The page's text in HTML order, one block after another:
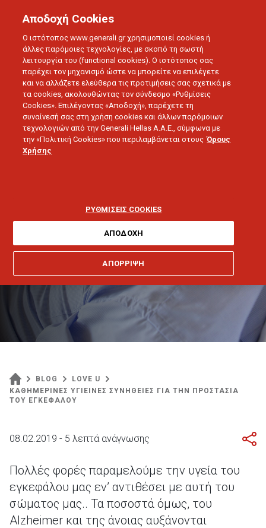
LOVE U
Καθημερινές υγιεινές
προστασία του
εγκεφάλου
BLOG
LOVE U
ΚΑΘΗΜΕΡΙΝΕΣ ΥΓΙΕΙΝΕΣ ΣΥΝΗΘΕΙΕΣ ΓΙΑ ΤΗΝ ΠΡΟΣΤΑΣΙΑ
ΤΟΥ ΕΓΚΕΦΑΛΟΥ
08.02.2019 - 5 λεπτά ανάγνωσης
Πολλές φορές παραμελούμε την υγεία του
εγκεφάλου μας εν’ αντιθέσει με αυτή του
σώματος μας.. Τα ποσοστά όμως, του
Alzheimer και της άνοιας αυξάνονται
Αποδοχή Cookies
Ο ιστότοπος www.generali.gr χρησιμοποιεί cookies ή
άλλες παρόμοιες τεχνολογίες, με σκοπό τη σωστή
λειτουργία του (functional cookies). Ο ιστότοπος σας
παρέχει τον μηχανισμό ώστε να μπορείτε να επιλέγετε
και να αλλάζετε ελεύθερα τις προτιμήσεις σας σχετικά με
τα cookies, ακολουθώντας τον σύνδεσμο «Ρυθμίσεις
Cookies». Επιλέγοντας «Αποδοχή», παρέχετε τη
συναίνεσή σας στη χρήση cookies και άλλων παρόμοιων
τεχνολογιών από την Generali Hellas A.A.E., σύμφωνα με
την «Πολιτική Cookies» που περιλαμβάνεται στους Όρους
Χρήσης
ΡΥΘΜΙΣΕΙΣ COOKIES
ΑΠΟΡΡΙΨΗ
ΑΠΟΔΟΧΗ